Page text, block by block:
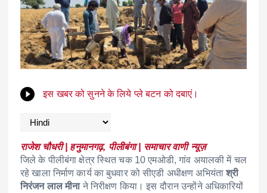
इस खबर को सुनने के लिये प्ले बटन को दबाएं।
राजेश चौधरी | हनुमानगढ़, पीलीबंगा | समाचार वाणी न्यूज़
जिले के पीलीबंगा क्षेत्र स्थित चक 10 एमओडी, गांव अयालकी में चल
रहे खाला निर्माण कार्य का बुधवार को सीएडी अधीक्षण अभियंताश्री
निरंजन लाल मीनाने निरीक्षण किया। इस दौरान उन्होंने अधिकारियों